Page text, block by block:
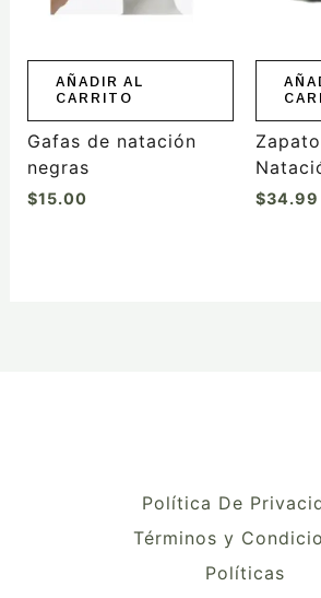
AÑADIR AL
CARRITO
Gafas de natación
negras
$15.00 $34.99
Política De
Términos y
Políticas